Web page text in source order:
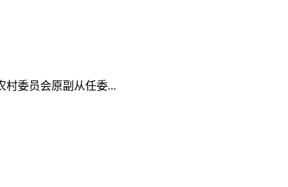
村委员会原副从任委...